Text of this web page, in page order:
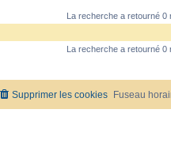
La recherche a retourné 0
La recherche a retourné 0
Fuseau
Supprimer les cookies